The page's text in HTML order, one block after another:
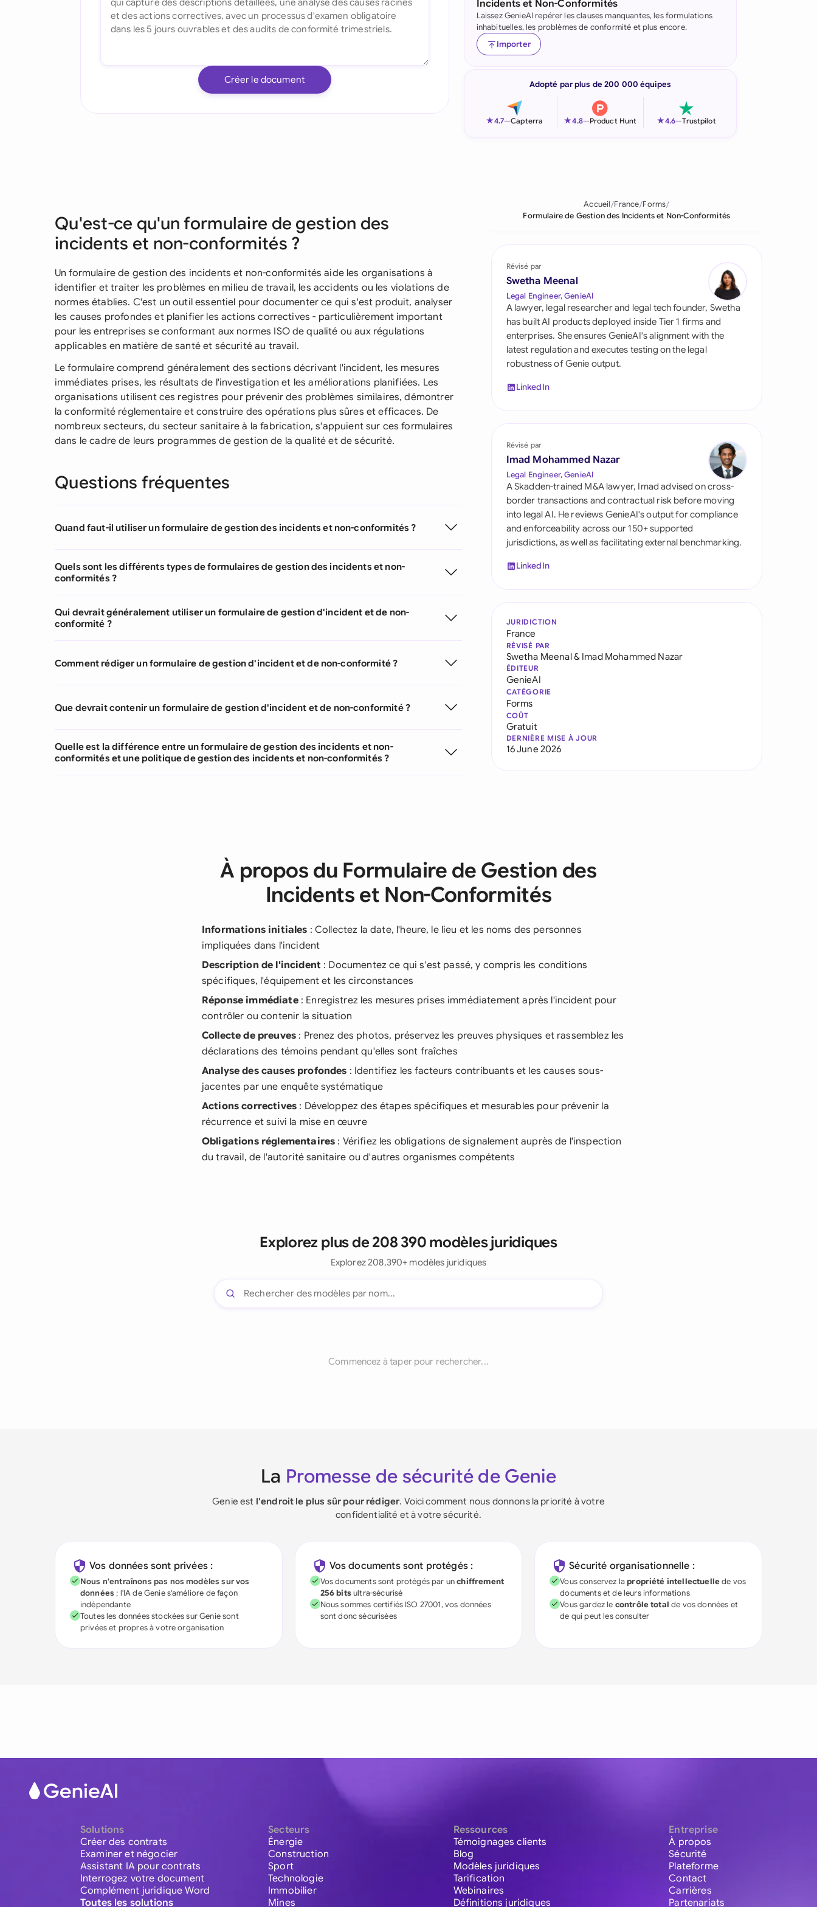
Indonesia
Ireland
Netherlands
Saudi Arabia
Switzerland
United Arab Emirates
United States
Créer le document
Incidents et Non-Conformités
Laissez GenieAI repérer les clauses manquantes, les formulations
inhabituelles, les problèmes de conformité et plus encore.
Importer
Adopté par plus de 200 000 équipes
★4.7—Capterra ★4.8—Product Hunt ★4.6—Trustpilot
Qu'est-ce qu'un formulaire de gestion des
incidents et non-conformités ?
Un formulaire de gestion des incidents et non-conformités aide les organisations à
identifier et traiter les problèmes en milieu de travail, les accidents ou les violations de
normes établies. C'est un outil essentiel pour documenter ce qui s'est produit, analyser
les causes profondes et planifier les actions correctives - particulièrement important
pour les entreprises se conformant aux normes ISO de qualité ou aux régulations
applicables en matière de santé et sécurité au travail.
Le formulaire comprend généralement des sections décrivant l'incident, les mesures
immédiates prises, les résultats de l'investigation et les améliorations planifiées. Les
organisations utilisent ces registres pour prévenir des problèmes similaires, démontrer
la conformité réglementaire et construire des opérations plus sûres et efficaces. De
nombreux secteurs, du secteur sanitaire à la fabrication, s'appuient sur ces formulaires
dans le cadre de leurs programmes de gestion de la qualité et de sécurité.
Questions fréquentes
Quand faut-il utiliser un formulaire de gestion des incidents et non-conformités ?
Quels sont les différents types de formulaires de gestion des incidents et non-
conformités ?
Qui devrait généralement utiliser un formulaire de gestion d'incident et de non-
conformité ?
Comment rédiger un formulaire de gestion d'incident et de non-conformité ?
Que devrait contenir un formulaire de gestion d'incident et de non-conformité ?
Quelle est la différence entre un formulaire de gestion des incidents et non-
conformités et une politique de gestion des incidents et non-conformités ?
Accueil France Forms
Formulaire de Gestion des Incidents et Non-Conformités
Révisé par
Swetha Meenal
Legal Engineer, GenieAI
A lawyer, legal researcher and legal tech founder, Swetha
has built AI products deployed inside Tier 1 firms and
enterprises. She ensures GenieAI's alignment with the
latest regulation and executes testing on the legal
robustness of Genie output.
LinkedIn
Révisé par
Imad Mohammed Nazar
Legal Engineer, GenieAI
A Skadden-trained M&A lawyer, Imad advised on cross-
border transactions and contractual risk before moving
into legal AI. He reviews GenieAI's output for compliance
and enforceability across our 150+ supported
jurisdictions, as well as facilitating external benchmarking.
LinkedIn
JURIDICTION
France
RÉVISÉ PAR
Swetha Meenal& Imad Mohammed Nazar
ÉDITEUR
GenieAI
CATÉGORIE
Forms
COÛT
Gratuit
DERNIÈRE MISE À JOUR
16 June 2026
À propos du Formulaire de Gestion des
Incidents et Non-Conformités
Informations initiales : Collectez la date, l'heure, le lieu et les noms des personnes
impliquées dans l'incident
Description de l'incident : Documentez ce qui s'est passé, y compris les conditions
spécifiques, l'équipement et les circonstances
Réponse immédiate: Enregistrez les mesures prises immédiatement après l'incident pour
contrôler ou contenir la situation
Collecte de preuves : Prenez des photos, préservez les preuves physiques et rassemblez les
déclarations des témoins pendant qu'elles sont fraîches
Analyse des causes profondes : Identifiez les facteurs contribuants et les causes sous-
jacentes par une enquête systématique
Actions correctives : Développez des étapes spécifiques et mesurables pour prévenir la
récurrence et suivi la mise en œuvre
Obligations réglementaires : Vérifiez les obligations de signalement auprès de l'inspection
du travail, de l'autorité sanitaire ou d'autres organismes compétents
Explorez plus de 208 390 modèles juridiques
Explorez 208,390+ modèles juridiques
Commencez à taper pour rechercher...
La Promesse de sécurité de Genie
Genie est l'endroit le plus sûr pour rédiger. Voici comment nous donnons la priorité à votre
confidentialité et à votre sécurité.
Vos données sont privées :
Nous n'entraînons pas nos modèles sur vos
données ; l'IA de Genie s'améliore de façon
indépendante
Toutes les données stockées sur Genie sont
privées et propres à votre organisation
Vos documents sont protégés :
Vos documents sont protégés par unchiffrement
256 bitsultra-sécurisé
Nous sommes certifiés ISO 27001, vos données
sont donc sécurisées
Sécurité organisationnelle :
Vous conservez lapropriété intellectuellede vos
documents et de leurs informations
Vous gardez le contrôle total de vos données et
de qui peut les consulter
Solutions
Créer des contrats
Examiner et négocier
Assistant IA pour contrats
Interrogez votre document
Complément juridique Word
Toutes les solutions
Secteurs
Énergie
Construction
Sport
Technologie
Immobilier
Mines
Ressources
Témoignages clients
Blog
Modèles juridiques
Tarification
Webinaires
Définitions juridiques
Entreprise
À propos
Sécurité
Plateforme
Contact
Carrières
Partenariats